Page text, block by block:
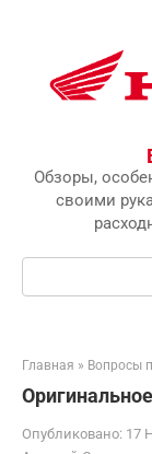
Обзоры,
своими
Главная » Вопросы
Опубликовано: 17